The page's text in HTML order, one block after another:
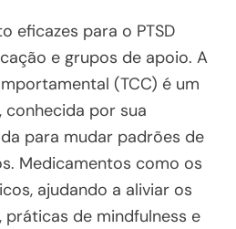
eficazes para o PTSD
e grupos de apoio. A
(TCC) é um
por sua
para mudar padrões de
Medicamentos como os
ajudando a aliviar os
práticas de mindfulness e